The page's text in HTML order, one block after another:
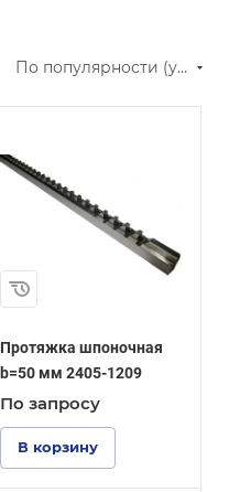
По популярности (убывание)
Протяжка шпоночная
b=50 мм 2405-1209
По запросу
В корзину